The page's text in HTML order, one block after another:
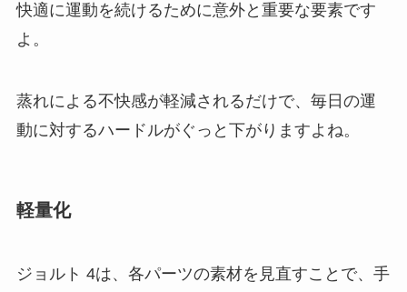
快適に運動を続けるために意外と重要な要素です
よ。
蒸れによる不快感が軽減されるだけで、毎日の運
動に対するハードルがぐっと下がりますよね。
軽量化
ジョルト 4は、各パーツの素材を見直すことで、手